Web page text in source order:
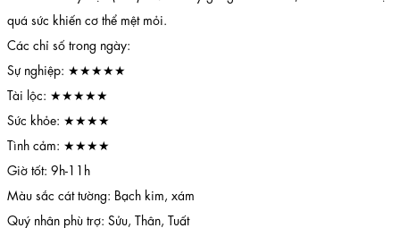
quá sức khiến cơ thể mệt mỏi.
Các chỉ số trong ngày:
Sự nghiệp: ★★★★★
Tài lộc: ★★★★★
Sức khỏe: ★★★★
Tình cảm: ★★★★
Giờ tốt: 9h-11h
Màu sắc cát tường: Bạch kim, xám
Quý nhân phù trợ: Sửu, Thân, Tuất